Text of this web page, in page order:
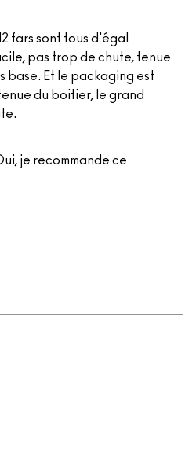
fars sont tous d'égal
pas trop de chute, tenue
base. Et le packaging est
du boitier, le grand
je recommande ce